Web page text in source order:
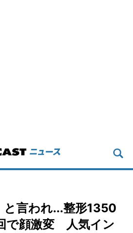
と言われ...整形1350
で顔激変 人気イン